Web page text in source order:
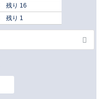
残り 16
残り 1